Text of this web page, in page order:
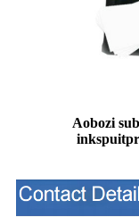
Aobozi